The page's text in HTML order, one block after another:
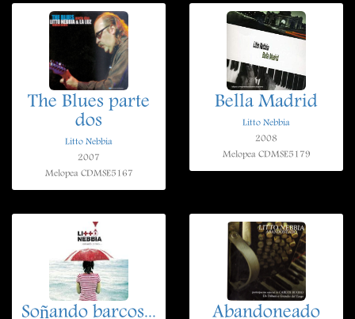
The Blues parte
dos
Litto Nebbia
2007
Melopea CDMSE5167
Bella Madrid
Litto Nebbia
2008
Melopea CDMSE5179
Soñando barcos... Abandoneado